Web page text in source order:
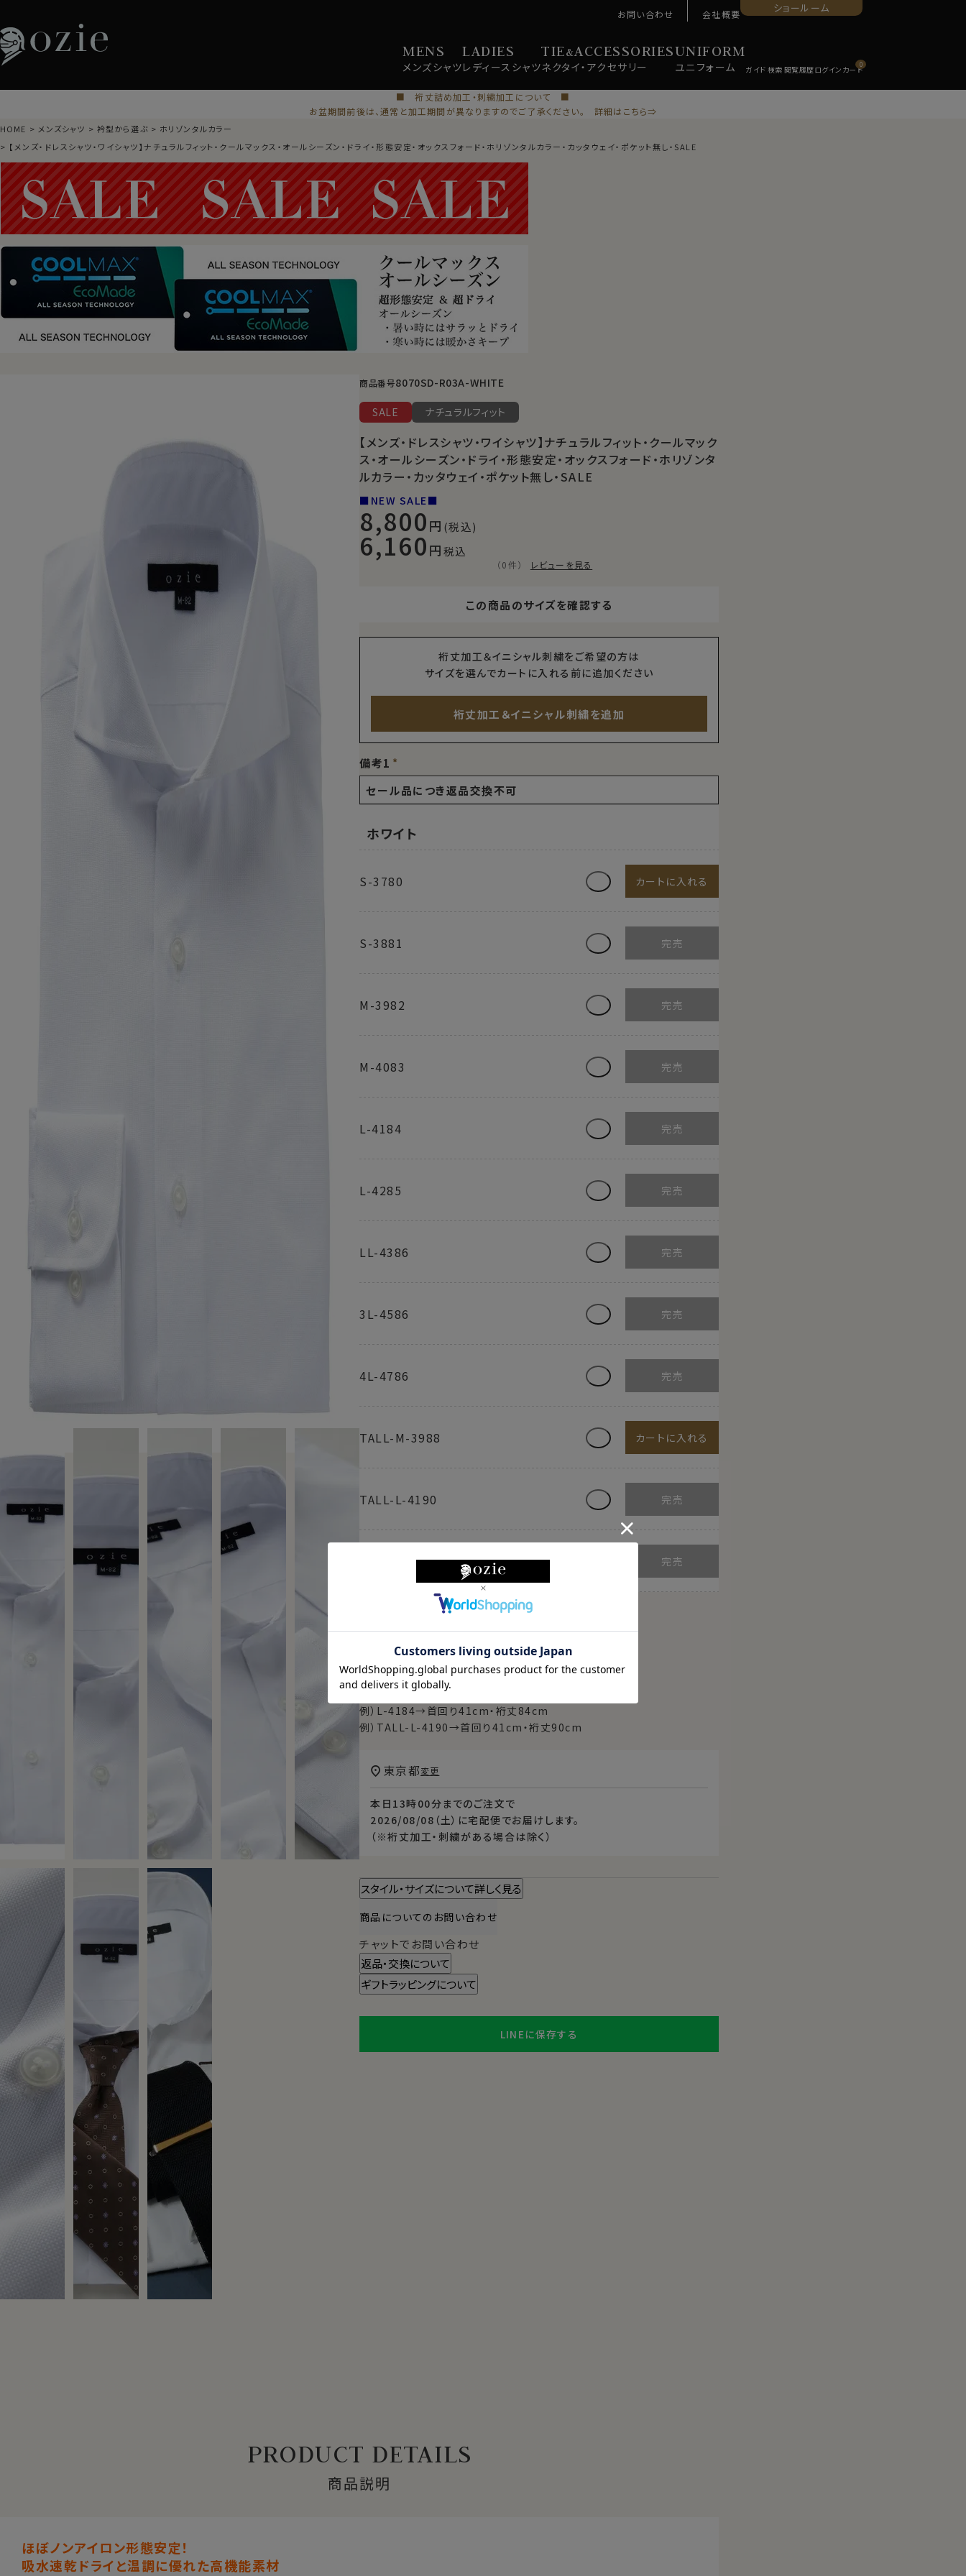
MENS
メンズシャツ
LADIES
レディース シャツ
TIE&ACCESSORIES
ネクタイ・ アクセサリー
UNIFORM
ユニ フォーム
お問い合わせ 会社概要 ショールーム
0
■ 裄丈詰め加工・刺繍加工について ■
お盆期間前後は、通常と加工期間が異なりますのでご了承ください。 詳細はこちら⇒
HOME メンズシャツ 衿型から選ぶ
ホリゾンタルカラー
【メンズ・ドレスシャツ・ワイシャツ】ナチュラルフィット・クールマックス・オールシーズン・ドライ・形態安定・オックスフォード・ホリゾンタルカラー・カッタウェイ・ポケット無し・SALE
商品番号8070SD-R03A-WHITE
SALE ナチュラルフィット
【メンズ・ドレスシャツ・ワイシャツ】ナチュラルフィット・クールマック
ス・オールシーズン・ドライ・形態安定・オックスフォード・ホリゾンタ
ルカラー・カッタウェイ・ポケット無し・SALE
■NEW SALE■
8,800 (税込)
6,160 税込
（0件） レビューを見る
この商品のサイズを確認する
裄丈加工＆イニシャル刺繍をご希望の方は
サイズを選んでカートに入れる前に追加ください
裄丈加工＆イニシャル刺繍を追加
備考1
ホワイト
S-3780 カートに入れる
S-3881
M-3982
M-4083
L-4184
L-4285
LL-4386
3L-4586
4L-4786
TALL-M-3988 カートに入れる
TALL-L-4190
TALL-LL-4390
【限定スポット商品】再入荷はございません
【シャツのサイズの見方】
例）M-3982→首回り39cm・裄丈82cm
例）L-4184→首回り41cm・裄丈84cm
例）TALL-L-4190→首回り41cm・裄丈90cm
本日 13時00分 までのご注文で
2026/08/08（土） に宅配便 でお届けします。
（※裄丈加工・刺繍がある場合は除く）
東京都変更
スタイル・サイズについて詳しく見る
商品についてのお問い合わせ
チャットでお問い合わせ
返品・交換について
ギフトラッピングについて
LINEに保存する
PRODUCT DETAILS
商品説明
ほぼノンアイロン形態安定！
吸水速乾ドライと温調に優れた高機能素材